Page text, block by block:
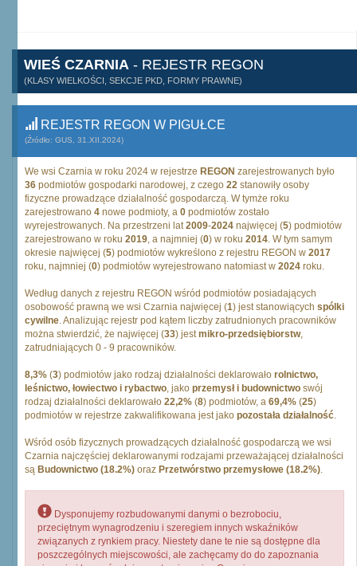
WIEŚ CZARNIA - REJESTR REGON
(KLASY WIELKOŚCI, SEKCJE PKD, FORMY PRAWNE)
REJESTR REGON W PIGUŁCE
(Źródło: GUS, 31.XII.2024)
We wsi Czarnia w roku 2024 w rejestrze REGON zarejestrowanych było
36 podmiotów gospodarki narodowej, z czego 22 stanowiły osoby
fizyczne prowadzące działalność gospodarczą. W tymże roku
zarejestrowano 4 nowe podmioty, a 0 podmiotów zostało
wyrejestrowanych. Na przestrzeni lat2009-2024 najwięcej (5) podmiotów
zarejestrowano w roku 2019, a najmniej (0) w roku 2014. W tym samym
okresie najwięcej (5) podmiotów wykreślono z rejestru REGON w 2017
roku, najmniej (0) podmiotów wyrejestrowano natomiast w 2024 roku.
Według danych z rejestru REGON wśród podmiotów posiadających
osobowość prawną we wsi Czarnia najwięcej (1) jest stanowiących spólki
cywilne. Analizując rejestr pod kątem liczby zatrudnionych pracowników
można stwierdzić, że najwięcej (33) jestmikro-przedsiębiorstw,
zatrudniających 0 - 9 pracowników.
8,3% (3) podmiotów jako rodzaj działalności deklarowało rolnictwo,
leśnictwo, łowiectwo i rybactwo, jako przemysł i budownictwo swój
rodzaj działalności deklarowało 22,2% (8) podmiotów, a 69,4% (25)
podmiotów w rejestrze zakwalifikowana jest jako pozostała działalność.
Wśród osób fizycznych prowadzących działalność gospodarczą we wsi
Czarnia najczęściej deklarowanymi rodzajami przeważającej działalności
są Budownictwo (18.2%) oraz Przetwórstwo przemysłowe (18.2%).
Dysponujemy rozbudowanymi danymi o bezrobociu,
przeciętnym wynagrodzeniu i szeregiem innych wskaźników
związanych z rynkiem pracy. Niestety dane te nie są dostępne dla
poszczególnych miejscowości, ale zachęcamy do do zapoznania